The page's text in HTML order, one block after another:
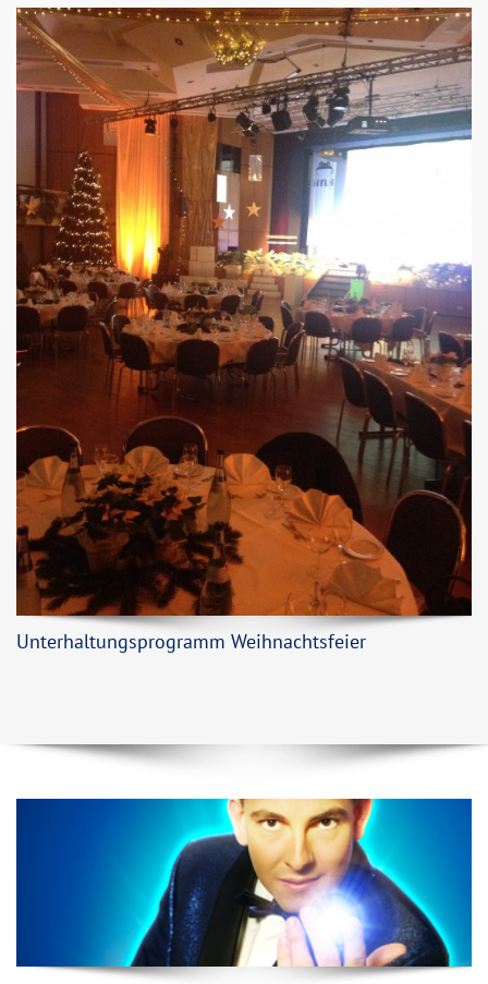
Unterhaltungsprogramm Weihnachtsfeier